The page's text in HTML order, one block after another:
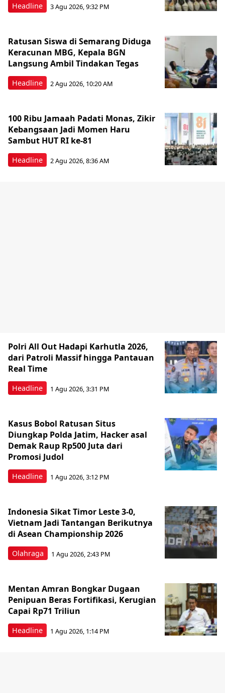
Headline 3 Agu 2026, 9:32 PM
Headline
Ratusan Siswa di Semarang Diduga
Keracunan MBG, Kepala BGN
Langsung Ambil Tindakan Tegas
2 Agu 2026, 10:20 AM
Headline
100 Ribu Jamaah Padati Monas, Zikir
Kebangsaan Jadi Momen Haru
Sambut HUT RI ke-81
2 Agu 2026, 8:36 AM
Headline
Polri All Out Hadapi Karhutla 2026,
dari Patroli Massif hingga Pantauan
Real Time
1 Agu 2026, 3:31 PM
Headline
Kasus Bobol Ratusan Situs
Diungkap Polda Jatim, Hacker asal
Demak Raup Rp500 Juta dari
Promosi Judol
1 Agu 2026, 3:12 PM
Olahraga
Indonesia Sikat Timor Leste 3-0,
Vietnam Jadi Tantangan Berikutnya
di Asean Championship 2026
1 Agu 2026, 2:43 PM
Headline
Mentan Amran Bongkar Dugaan
Penipuan Beras Fortifikasi, Kerugian
Capai Rp71 Triliun
1 Agu 2026, 1:14 PM